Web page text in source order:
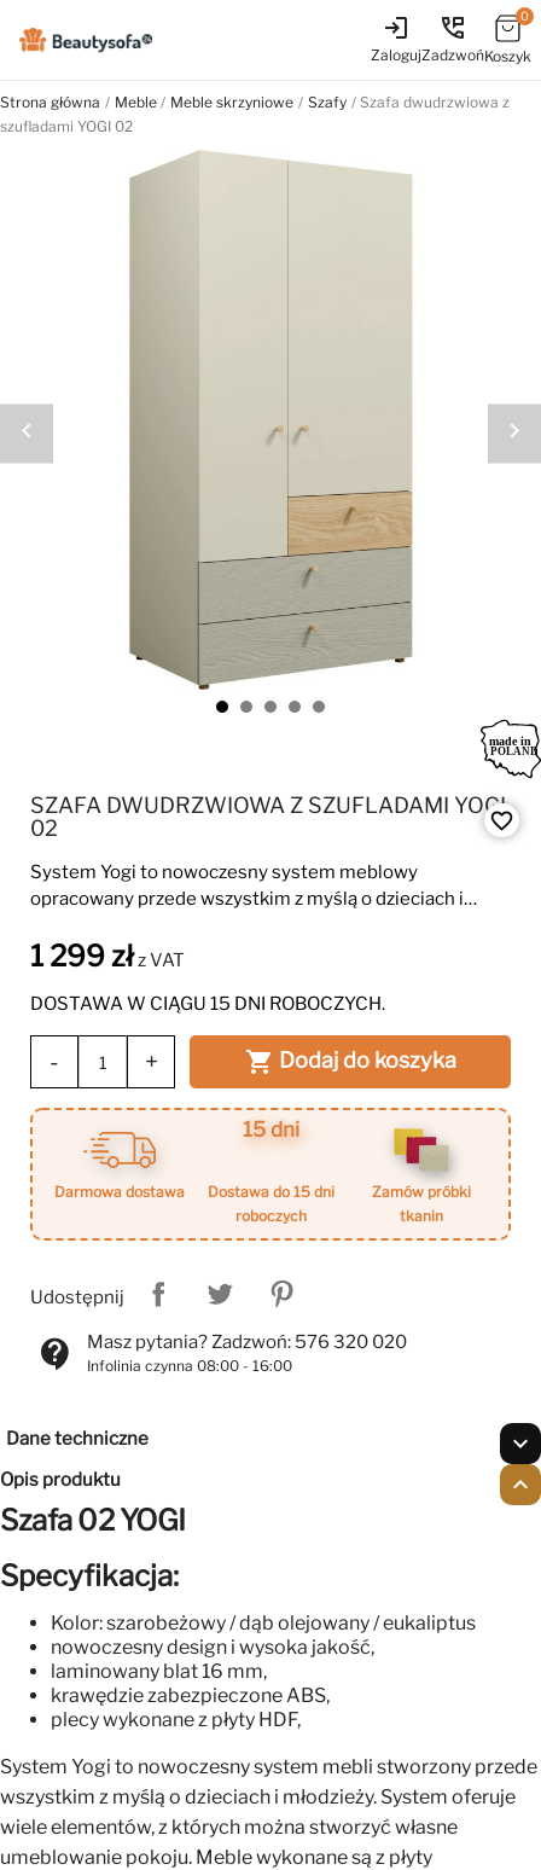
login
Zaloguj
perm_phone_msg
Zadzwoń
0
Koszyk
Strona główna Meble Meble skrzyniowe Szafy
Szafa dwudrzwiowa z
szufladami YOGI 02
SZAFA DWUDRZWIOWA Z SZUFLADAMI YOGI
02
System Yogi to nowoczesny system meblowy
opracowany przede wszystkim z myślą o dzieciach i
wnętrzem.
1 299 złz VAT
DOSTAWA W CIĄGU 15 DNI ROBOCZYCH.
- +  Dodaj do koszyka
darmowa dostawa
15 dni
dostawa do 15 dni
roboczych
zamów próbki
tkanin
Udostępnij
favorite_border
contact_support Masz pytania? Zadzwoń: 576 320 020
Infolinia czynna 08:00 - 16:00
Dane techniczne expand_more
Opis produktu expand_less
Szafa 02 YOGI
Specyfikacja:
Kolor: szarobeżowy / dąb olejowany / eukaliptus
nowoczesny design i wysoka jakość,
laminowany blat 16 mm,
krawędzie zabezpieczone ABS,
plecy wykonane z płyty HDF,
System Yogi to nowoczesny system mebli stworzony przede
wszystkim z myślą o dzieciach i młodzieży. System oferuje
wiele elementów, z których można stworzyć własne
umeblowanie pokoju. Meble wykonane są z płyty